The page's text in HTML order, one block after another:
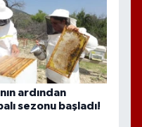
ardından
sezonu başladı!